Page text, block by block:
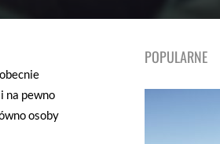
na pewno
osoby
POPULARNE